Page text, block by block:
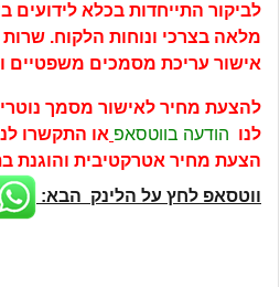
לביקור התייחדות בכלא לידועים
מלאה בצרכי ונוחות הלקוח.
אישור עריכת מסמכים משפטיים
להצעת מחיר לאישור מסמך
לנו הודעה בווטסאפ או התקשרו
הצעת מחיר אטרקטיבית והוגנת
ווטסאפ לחץ על הלינק הבא: